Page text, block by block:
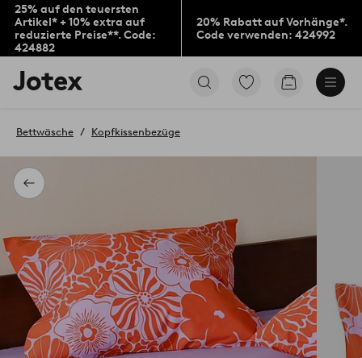
25% auf den teuersten
Artikel* + 10% extra auf
reduzierte Preise**. Code:
424882
20% Rabatt auf Vorhänge*.
Code verwenden: 424992
Jotex-
Logo
Startseite
Zu
Produkten
Zum
Zurück
Bettwäsche Kopfkissenbezüge